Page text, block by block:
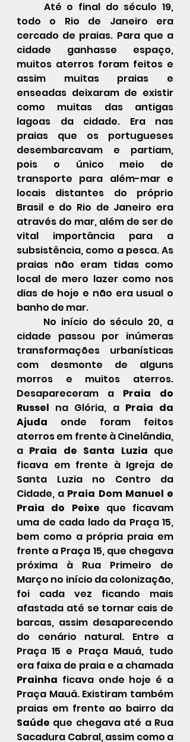
todo o Rio de Janeiro era
cercado de praias. Para que a
cidade ganhasse espaço,
muitos aterros foram feitos e
assim muitas praias e
enseadas deixaram de existir
como muitas das antigas
lagoas da cidade. Era nas
praias que os portugueses
desembarcavam e partiam,
pois o único meio de
transporte para além-mar e
locais distantes do próprio
Brasil e do Rio de Janeiro era
através do mar, além de ser de
vital importância para a
subsistência, como a pesca. As
praias não eram tidas como
local de mero lazer como nos
dias de hoje e não era usual o
banho de mar.
cidade passou por inúmeras
transformações urbanísticas
com desmonte de alguns
morros e muitos aterros.
Desapareceram a Praia do
Russel na Glória, a Praia da
Ajuda onde foram feitos
aterros em frente à Cinelândia,
a Praia de Santa Luzia que
ficava em frente à Igreja de
Santa Luzia no Centro da
Cidade, a Praia Dom Manuel e
Praia do Peixe que ficavam
uma de cada lado da Praça 15,
bem como a própria praia em
frente a Praça 15, que chegava
próxima à Rua Primeiro de
Março no início da colonização,
foi cada vez ficando mais
afastada até se tornar cais de
barcas, assim desaparecendo
do cenário natural. Entre a
Praça 15 e Praça Mauá, tudo
Prainha ficava onde hoje é a
Praça Mauá. Existiram também
Saúde que chegava até a Rua